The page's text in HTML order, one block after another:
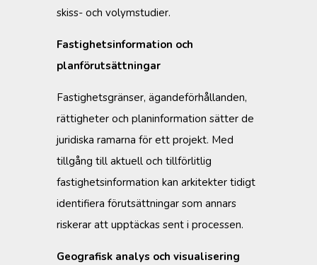
skiss- och volymstudier.
Fastighetsinformation och
planförutsättningar
Fastighetsgränser, ägandeförhållanden,
rättigheter och planinformation sätter de
juridiska ramarna för ett projekt. Med
tillgång till aktuell och tillförlitlig
fastighetsinformation kan arkitekter tidigt
identifiera förutsättningar som annars
riskerar att upptäckas sent i processen.
Geografisk analys och visualisering